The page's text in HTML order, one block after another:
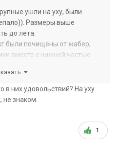
ушли на уху, были
Размеры выше
до лета.
были почищены от жабер,
вместе с нижней частью
надреза справа и слева от
Цель - сделать голову
таких немудрящих
них удовольствий? На уху
не знаком.
1